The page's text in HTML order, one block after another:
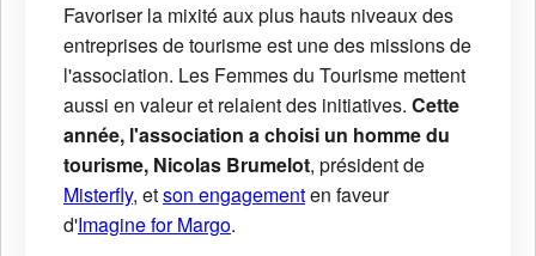
Favoriser la mixité aux plus hauts niveaux des
entreprises de tourisme est une des missions de
l'association. Les Femmes du Tourisme mettent
aussi en valeur et relaient des initiatives. Cette
année, l'association a choisi un homme du
tourisme, Nicolas Brumelot, président de
Misterfly, etson engagementen faveur
d'Imagine for Margo.